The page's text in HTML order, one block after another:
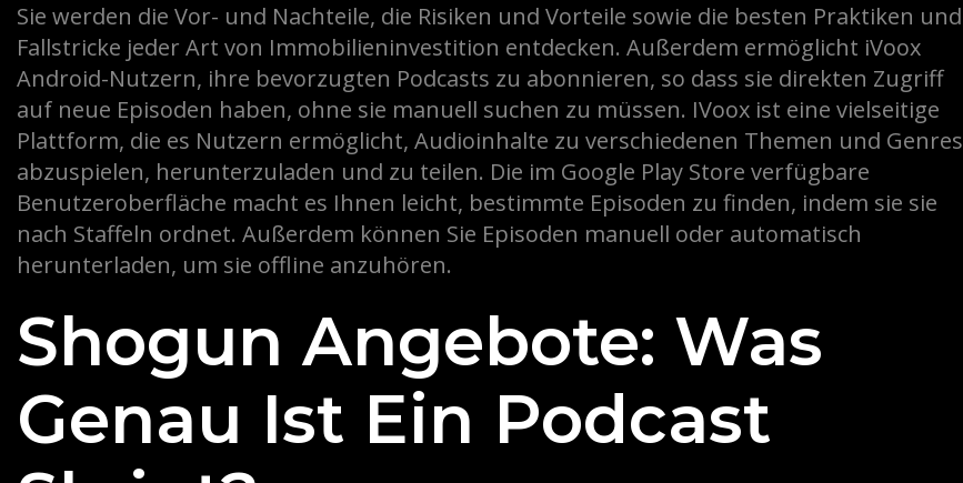
Sie werden die Vor- und Nachteile, die Risiken und Vorteile sowie die besten Praktiken und
Fallstricke jeder Art von Immobilieninvestition entdecken. Außerdem ermöglicht iVoox
Android-Nutzern, ihre bevorzugten Podcasts zu abonnieren, so dass sie direkten Zugriff
auf neue Episoden haben, ohne sie manuell suchen zu müssen. IVoox ist eine vielseitige
Plattform, die es Nutzern ermöglicht, Audioinhalte zu verschiedenen Themen und Genres
abzuspielen, herunterzuladen und zu teilen. Die im Google Play Store verfügbare
Benutzeroberfläche macht es Ihnen leicht, bestimmte Episoden zu finden, indem sie sie
nach Staffeln ordnet. Außerdem können Sie Episoden manuell oder automatisch
herunterladen, um sie offline anzuhören.
Shogun Angebote: Was
Genau Ist Ein Podcast